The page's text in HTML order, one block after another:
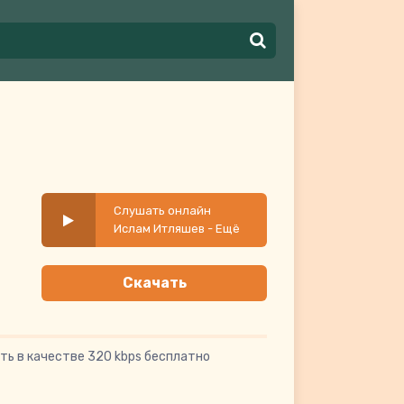
Слушать онлайн
Ислам Итляшев - Ещё
один день
Скачать
в качестве 320 kbps бесплатно